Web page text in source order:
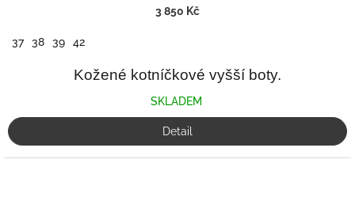
3 850 Kč
37 38 39 42
Kožené kotníčkové vyšší boty.
SKLADEM
Detail